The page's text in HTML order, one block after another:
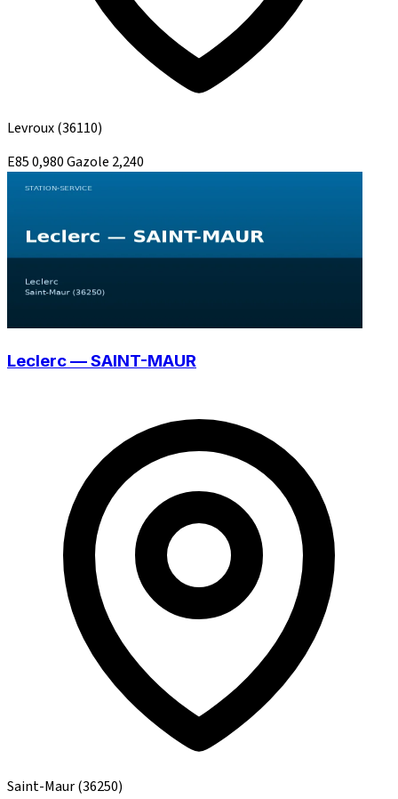
Levroux(36110)
E850,980Gazole 2,240
Leclerc — SAINT-MAUR
Saint-Maur(36250)